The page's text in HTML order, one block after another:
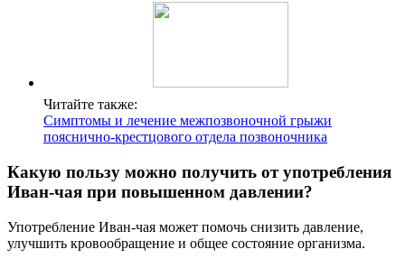
Читайте также:
Симптомы и лечение межпозвоночной грыжи
пояснично-крестцового отдела позвоночника
Какую пользу можно получить от употребления
Иван-чая при повышенном давлении?
Употребление Иван-чая может помочь снизить давление,
улучшить кровообращение и общее состояние организма.